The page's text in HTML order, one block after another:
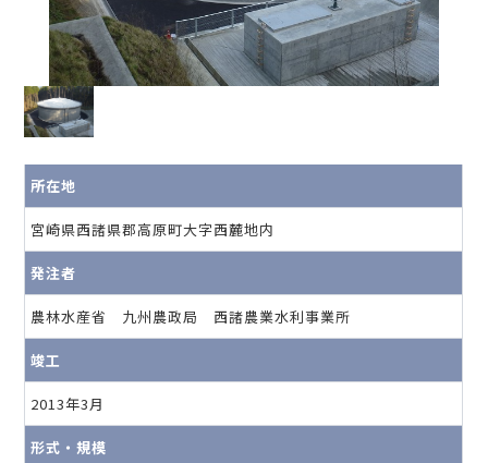
所在地
宮崎県西諸県郡高原町大字西麓地内
発注者
農林水産省 九州農政局 西諸農業水利事業所
竣工
2013年3月
形式・規模